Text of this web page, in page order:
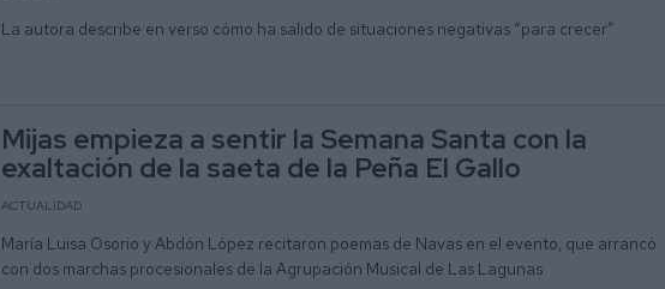
La autora describe en verso cómo ha salido de situaciones negativas “para crecer”
Mijas empieza a sentir la Semana Santa con la
exaltación de la saeta de la Peña El Gallo
ACTUALIDAD
María Luisa Osorio y Abdón López recitaron poemas de Navas en el evento, que arrancó
con dos marchas procesionales de la Agrupación Musical de Las Lagunas